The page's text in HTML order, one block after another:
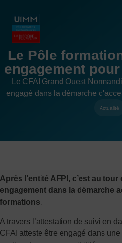
contenu
principal
Actualité
Le Pôle
engagement
Le CFAI Grand Ouest
engagé dans la démarche
Après l’entité AFPI, c’est au
engagement dans la démarche
formations.
A travers l’attestation de suivi en
CFAI atteste être engagé dans